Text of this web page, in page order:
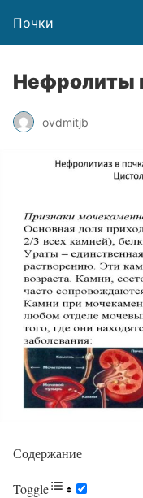
Почки
Нефролиты
ovdmitjb
Содержание
Toggle